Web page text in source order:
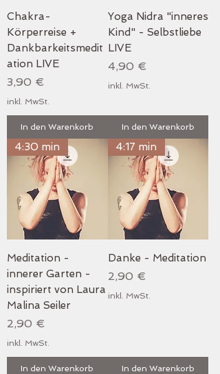
Chakra-
Körperreise +
Dankbarkeitsmedit
ation LIVE
Preis
3,90 €
inkl. MwSt.
In den Warenkorb
Yoga Nidra "inneres
Kind" - Selbstliebe
LIVE
Preis
4,90 €
inkl. MwSt.
In den Warenkorb
4:30 min
Meditation -
innerer Garten -
inspiriert von Laura
Malina Seiler
Preis
2,90 €
inkl. MwSt.
In den Warenkorb
4:17 min
Danke - Meditation
Preis
2,90 €
inkl. MwSt.
In den Warenkorb